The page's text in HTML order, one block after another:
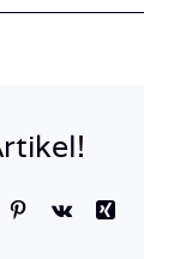
Pinterest
Vk
Xing